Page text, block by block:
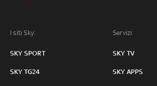
I siti Sky:
SKY SPORT
SKY TG24
Servizi:
SKY TV
SKY APPS